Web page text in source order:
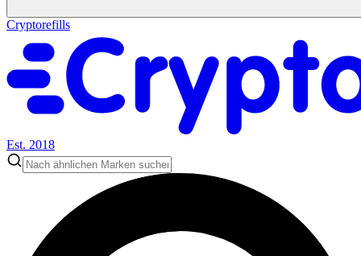
Cryptorefills
Est. 2018